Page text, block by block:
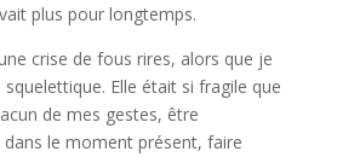
plus pour longtemps.
crise de fous rires, alors que je
Elle était si fragile que
de mes gestes, être
le moment présent, faire